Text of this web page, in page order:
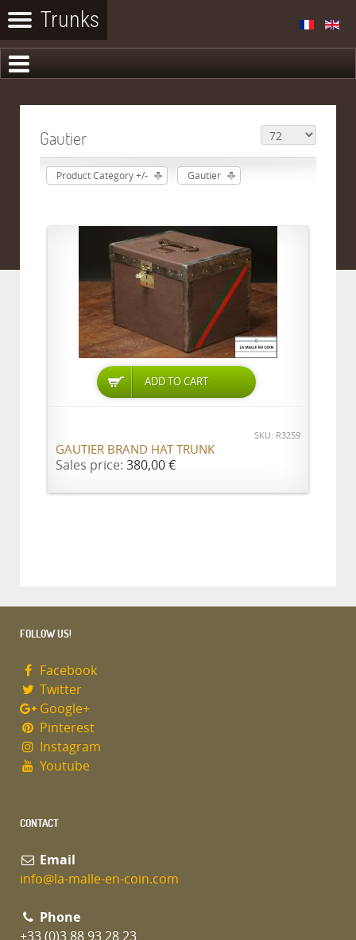
Gautier
Product Category +/- Gautier
ADD TO CART
SKU: R3259
GAUTIER BRAND HAT TRUNK
Sales price: 380,00 €
FOLLOW US!
Facebook
Twitter
Google+
Pinterest
Instagram
Youtube
CONTACT
Email
info@la-malle-en-coin.com
Phone
+33 (0)3 88 93 28 23